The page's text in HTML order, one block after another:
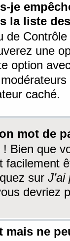
je
la liste
de
une
option
caché.
mot de
! Bien que
facilement
sur
devriez
mais ne